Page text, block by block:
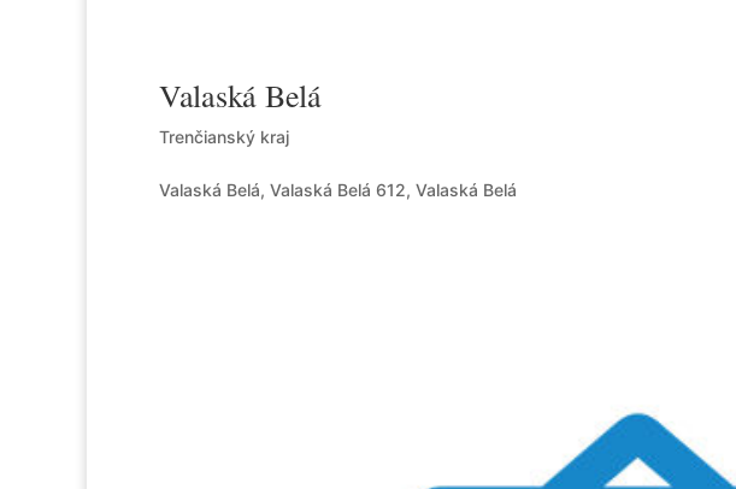
Valaská Belá
Trenčianský kraj
Valaská Belá, Valaská Belá 612, Valaská Belá